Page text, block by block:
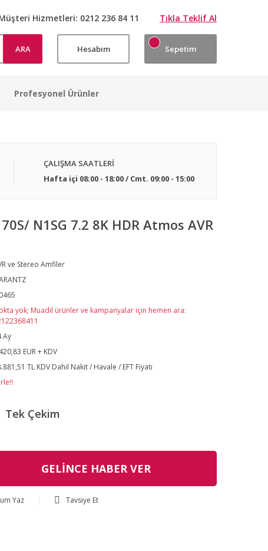
Hizmetleri: 0212 236 84 11 Tıkla Teklif Al
ARA Hesabım Sepetim
Profesyonel Ürünler
ÇALIŞMA SAATLERİ
Hafta içi 08:00 - 18:00 / Cmt. 09:00 - 15:00
N1SG 7.2 8K HDR Atmos AVR
ve Stereo Amfiler
yok; Muadil ürünler ve kampanyalar için hemen ara:
Ay
EUR + KDV
TL KDV Dahil Nakit / Havale / EFT Fiyatı
Tek Çekim
GELİNCE HABER VER
Yaz Tavsiye Et